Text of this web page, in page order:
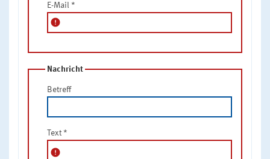
E-Mail *
error
Nachricht
Betreff
Text *
error